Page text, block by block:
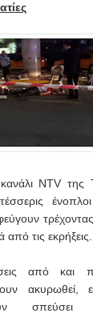
NTV της
από τις εκρήξεις.
από και
ακυρωθεί,
σπεύσει